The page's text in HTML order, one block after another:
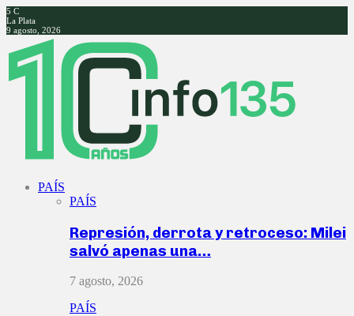
5 C
La Plata
9 agosto, 2026
Facebook
Twitter
Instagram
Youtube
PAÍS
PAÍS
Represión, derrota y retroceso: Milei
salvó apenas una…
7 agosto, 2026
PAÍS